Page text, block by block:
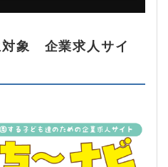
対象 企業求人サイ